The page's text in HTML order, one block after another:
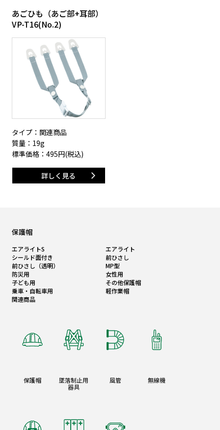
あごひも（あご部+耳部）
VP-T16(No.2)
タイプ：関連商品
質量：19g
標準価格： 495円(税込)
詳しく見る
保護帽
エアライトS
エアライト
シールド面付き
前ひさし
前ひさし（透明）
MP型
防災用
女性用
子ども用
その他保護帽
乗車・自転車用
軽作業帽
関連商品
保護帽
墜落制止用
器具
風管 無線機